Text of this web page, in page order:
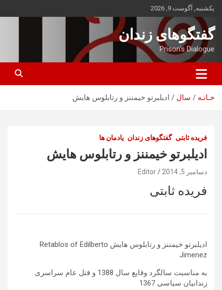
بروید
یکشنبه, آگوست 9, 2026
گفتگوهای زندان
Prison's Dialogue
خـانـه سال ادیلبرتو خیمننز و رتابلوس هایش
فریده ثابتی گفتگوهای زندان یادمان ها
ادیلبرتو خیمننز و رتابلوس هایش
دسامبر 5, 2014 Editor
فریده ثابتی
ادیلبرتو خیمننز و رتابلوس هایش Retablos of Edilberto
Jimenez
به مناسبت سالگرد وقایع سال 1388 و قتل عام سراسری
زندانیان سیاسی 1367